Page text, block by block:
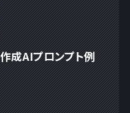
成AIプロンプト例